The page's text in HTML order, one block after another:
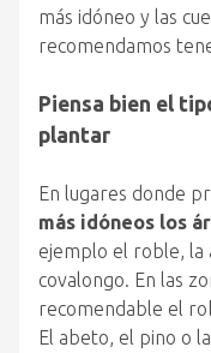
más idóneo y las
recomendamos
Piensa bien el
plantar
En lugares donde
más idóneos los
ejemplo el roble, la
covalongo. En las
recomendable el
El abeto, el pino o